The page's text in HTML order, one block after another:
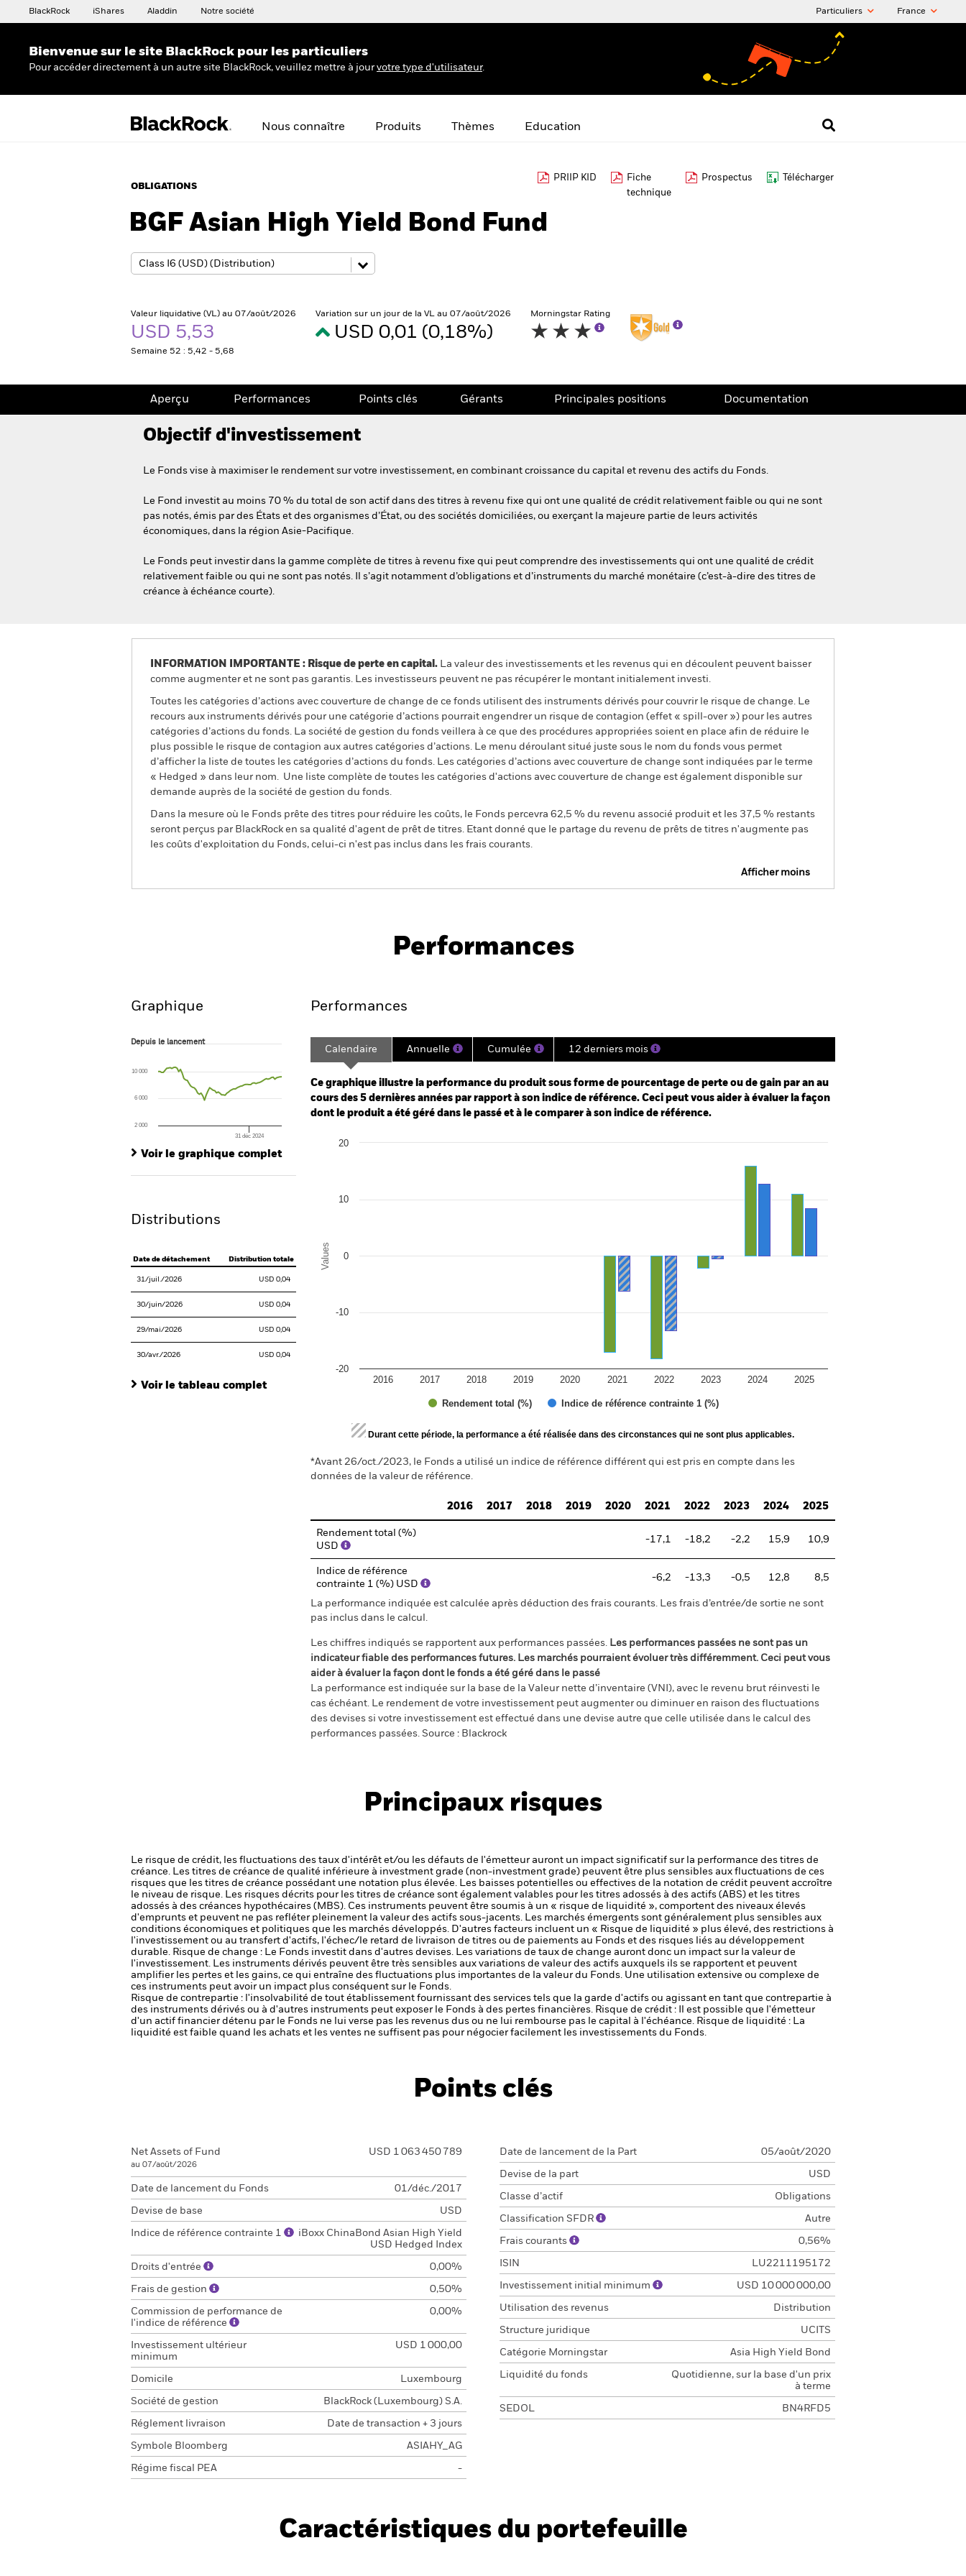
BlackRock iShares Aladdin Notre société Particuliers France
Bienvenue sur le site BlackRock pour les particuliers
Pour accéder directement à un autre site BlackRock, veuillez mettre à jour votre type d'utilisateur.
Nous connaître Produits Thèmes Education
OBLIGATIONS
PRIIP KID
Fiche
technique
Prospectus Télécharger
BGF Asian High Yield Bond Fund
Valeur liquidative (VL) au 07/août/2026
USD 5,53
Semaine 52 : 5,42 - 5,68
Variation sur un jour de la VL au 07/août/2026
USD 0,01 (0,18%)
Morningstar Rating
Aperçu Performances Points clés Gérants Principales positions Documentation
Objectif d'investissement
Le Fonds vise à maximiser le rendement sur votre investissement, en combinant croissance du capital et revenu des actifs du Fonds.
Le Fond investit au moins 70 % du total de son actif dans des titres à revenu fixe qui ont une qualité de crédit relativement faible ou qui ne sont
pas notés, émis par des États et des organismes d’État, ou des sociétés domiciliées, ou exerçant la majeure partie de leurs activités
économiques, dans la région Asie-Pacifique.
Le Fonds peut investir dans la gamme complète de titres à revenu fixe qui peut comprendre des investissements qui ont une qualité de crédit
relativement faible ou qui ne sont pas notés. Il s’agit notamment d’obligations et d’instruments du marché monétaire (c’est-à-dire des titres de
créance à échéance courte).
INFORMATION IMPORTANTE : Risque de perte en capital. La valeur des investissements et les revenus qui en découlent peuvent baisser
comme augmenter et ne sont pas garantis. Les investisseurs peuvent ne pas récupérer le montant initialement investi.
Toutes les catégories d’actions avec couverture de change de ce fonds utilisent des instruments dérivés pour couvrir le risque de change. Le
recours aux instruments dérivés pour une catégorie d’actions pourrait engendrer un risque de contagion (effet « spill-over ») pour les autres
catégories d’actions du fonds. La société de gestion du fonds veillera à ce que des procédures appropriées soient en place afin de réduire le
plus possible le risque de contagion aux autres catégories d’actions. Le menu déroulant situé juste sous le nom du fonds vous permet
d’afficher la liste de toutes les catégories d’actions du fonds. Les catégories d’actions avec couverture de change sont indiquées par le terme
« Hedged » dans leur nom. Une liste complète de toutes les catégories d'actions avec couverture de change est également disponible sur
demande auprès de la société de gestion du fonds.
Dans la mesure où le Fonds prête des titres pour réduire les coûts, le Fonds percevra 62,5 % du revenu associé produit et les 37,5 % restants
seront perçus par BlackRock en sa qualité d'agent de prêt de titres. Etant donné que le partage du revenu de prêts de titres n'augmente pas
les coûts d'exploitation du Fonds, celui-ci n'est pas inclus dans les frais courants.
Afficher moins
Performances
Graphique
Depuis le lancement
The chart has 1 X axis displaying Time. Range: 2020-07-31 00:00:00 to 2026-07-31 00:00:00.
The chart has 1 Y axis displaying values. Range: -80 to 40.
Depuis le lancement
31 déc 2024
2 000
6 000
10 000
Voir le graphique complet
Distributions
Date de détachement Distribution totale
31/juil./2026 USD 0,04
30/juin/2026 USD 0,04
29/mai/2026 USD 0,04
30/avr./2026 USD 0,04
Voir le tableau complet
Performances
Calendaire Annuelle Cumulée 12 derniers mois
Ce graphique illustre la performance du produit sous forme de pourcentage de perte ou de gain par an au
cours des 5 dernières années par rapport à son indice de référence. Ceci peut vous aider à évaluer la façon
dont le produit a été géré dans le passé et à le comparer à son indice de référence.
Bar chart with 2 data series.
Values
Rendement total (%) Indice de référence contrainte 1 (%)
2016 2017 2018 2019 2020 2021 2022 2023 2024 2025
-20
-10
0
10
20
End of interactive chart.
Durant cette période, la performance a été réalisée dans des circonstances qui ne sont plus applicables.
*Avant 26/oct./2023, le Fonds a utilisé un indice de référence différent qui est pris en compte dans les
données de la valeur de référence.
2016 2017 2018 2019 2020 2021 2022 2023 2024 2025
Rendement total (%)
USD
-17,1 -18,2 -2,2 15,9 10,9
Indice de référence
contrainte 1 (%) USD
-6,2 -13,3 -0,5 12,8 8,5
La performance indiquée est calculée après déduction des frais courants. Les frais d’entrée/de sortie ne sont
pas inclus dans le calcul.
Les chiffres indiqués se rapportent aux performances passées. Les performances passées ne sont pas un
indicateur fiable des performances futures. Les marchés pourraient évoluer très différemment. Ceci peut vous
aider à évaluer la façon dont le fonds a été géré dans le passé
La performance est indiquée sur la base de la Valeur nette d’inventaire (VNI), avec le revenu brut réinvesti le
cas échéant. Le rendement de votre investissement peut augmenter ou diminuer en raison des fluctuations
des devises si votre investissement est effectué dans une devise autre que celle utilisée dans le calcul des
performances passées. Source : Blackrock
Principaux risques
Le risque de crédit, les fluctuations des taux d'intérêt et/ou les défauts de l'émetteur auront un impact significatif sur la performance des titres de
créance. Les titres de créance de qualité inférieure à investment grade (non-investment grade) peuvent être plus sensibles aux fluctuations de ces
risques que les titres de créance possédant une notation plus élevée. Les baisses potentielles ou effectives de la notation de crédit peuvent accroître
le niveau de risque. Les risques décrits pour les titres de créance sont également valables pour les titres adossés à des actifs (ABS) et les titres
adossés à des créances hypothécaires (MBS). Ces instruments peuvent être soumis à un « risque de liquidité », comportent des niveaux élevés
d'emprunts et peuvent ne pas refléter pleinement la valeur des actifs sous-jacents. Les marchés émergents sont généralement plus sensibles aux
conditions économiques et politiques que les marchés développés. D'autres facteurs incluent un « Risque de liquidité » plus élevé, des restrictions à
l'investissement ou au transfert d'actifs, l'échec/le retard de livraison de titres ou de paiements au Fonds et des risques liés au développement
durable. Risque de change : Le Fonds investit dans d'autres devises. Les variations de taux de change auront donc un impact sur la valeur de
l'investissement. Les instruments dérivés peuvent être très sensibles aux variations de valeur des actifs auxquels ils se rapportent et peuvent
amplifier les pertes et les gains, ce qui entraîne des fluctuations plus importantes de la valeur du Fonds. Une utilisation extensive ou complexe de
ces instruments peut avoir un impact plus conséquent sur le Fonds.
Risque de contrepartie : l'insolvabilité de tout établissement fournissant des services tels que la garde d'actifs ou agissant en tant que contrepartie à
des instruments dérivés ou à d'autres instruments peut exposer le Fonds à des pertes financières. Risque de crédit : Il est possible que l'émetteur
d'un actif financier détenu par le Fonds ne lui verse pas les revenus dus ou ne lui rembourse pas le capital à l'échéance. Risque de liquidité : La
liquidité est faible quand les achats et les ventes ne suffisent pas pour négocier facilement les investissements du Fonds.
Points clés
Net Assets of Fund
au 07/août/2026
USD 1 063 450 789
Date de lancement du Fonds 01/déc./2017
Devise de base USD
Indice de référence contrainte 1
iBoxx ChinaBond Asian High Yield
USD Hedged Index
Droits d'entrée 0,00%
Frais de gestion 0,50%
Commission de performance de
l'indice de référence
0,00%
Investissement ultérieur
minimum
USD 1 000,00
Domicile Luxembourg
Société de gestion BlackRock (Luxembourg) S.A.
Réglement livraison Date de transaction + 3 jours
Symbole Bloomberg ASIAHY_AG
Régime fiscal PEA -
Date de lancement de la Part 05/août/2020
Devise de la part USD
Classe d’actif Obligations
Classification SFDR Autre
Frais courants 0,56%
ISIN LU2211195172
Investissement initial minimum USD 10 000 000,00
Utilisation des revenus Distribution
Structure juridique UCITS
Catégorie Morningstar Asia High Yield Bond
Liquidité du fonds
Quotidienne, sur la base d'un prix
à terme
SEDOL BN4RFD5
Caractéristiques du portefeuille